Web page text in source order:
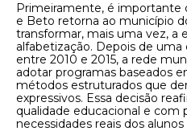
Primeiramente, é importante
e Beto retorna ao município
transformar, mais uma vez, a
alfabetização. Depois de
entre 2010 e 2015, a rede
adotar programas baseados
métodos estruturados que
expressivos. Essa decisão
qualidade educacional e com
necessidades reais dos